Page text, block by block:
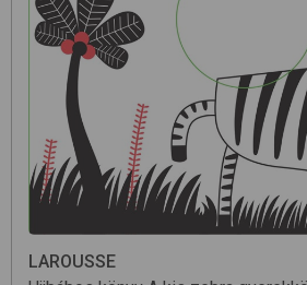
LAROUSSE